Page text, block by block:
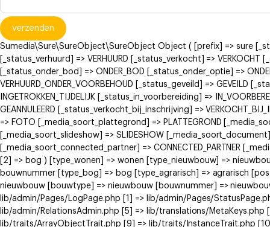
verzenden
Sumedia\Sure\SureObject\SureObject Object ( [prefix] => sure
[_status_verhuurd] => VERHUURD [_status_verkocht] =>
[_status_onder_bod] => ONDER_BOD [_status_onder_optie] =>
VERHUURD_ONDER_VOORBEHOUD [_status_geveild] => GEVEILD
INGETROKKEN_TIJDELIJK [_status_in_voorbereiding] =>
GEANNULEERD [_status_verkocht_bij_inschrijving] =>
=> FOTO [_media_soort_plattegrond] => PLATTEGROND
[_media_soort_slideshow] => SLIDESHOW
[_media_soort_connected_partner] => CONNECTED_PARTNER
[2] => bog ) [type_wonen] => wonen [type_nieuwbouw] =>
bouwnummer [type_bog] => bog [type_agrarisch] => agrarisch
nieuwbouw [bouwtype] => nieuwbouw [bouwnummer] =>
lib/admin/Pages/LogPage.php [1] => lib/admin/Pages/
lib/admin/RelationsAdmin.php [5] => lib/translations/
lib/traits/ArrayObjectTrait.php [9] => lib/traits/InstanceTrait.php